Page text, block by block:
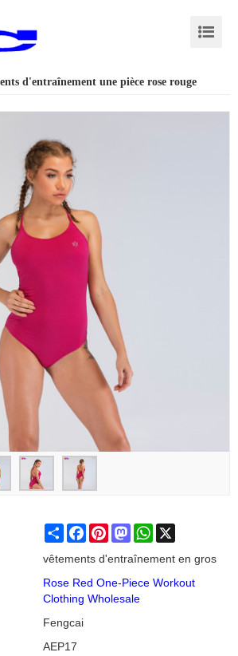
d'entraînement une pièce rose rouge
ShareFacebookPinterestMastodonWhatsApp
vêtements d'entraînement en gros
Rose Red One-Piece Workout
Clothing Wholesale
Fengcai
AEP17